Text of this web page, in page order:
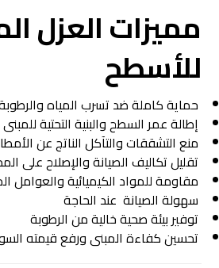
مميزات العزل
للأسطح
حماية كاملة ضد تسرب المياه
إطالة عمر السطح والبنية التحتية للمبنى
منع التشققات والتآكل الناتج عن
تقليل تكاليف الصيانة والإصلاح على
مقاومة للمواد الكيميائية والعوامل
سهولة الصيانة عند الحاجة
توفير بيئة صحية خالية من الرطوبة
تحسين كفاءة المبنى ورفع قيمته